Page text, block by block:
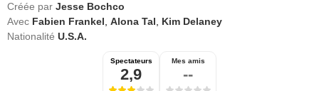
Créée par Jesse Bochco
Avec Fabien Frankel Alona Tal
Kim Delaney
Nationalité U.S.A.
Spectateurs
2,9
Mes amis
--